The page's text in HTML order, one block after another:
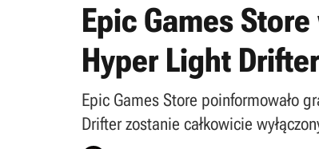
Epic Games
Hyper Light Drifter
Epic Games Store poinformowało
Drifter zostanie całkowicie